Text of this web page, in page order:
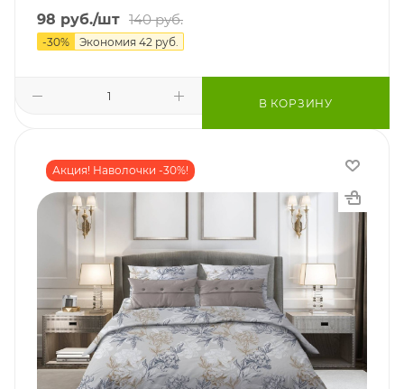
98 руб./шт 140руб.
-30% Экономия 42 руб.
В КОРЗИНУ
Акция! Наволочки -30%!